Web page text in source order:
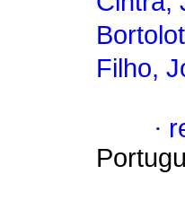
Filho,
·